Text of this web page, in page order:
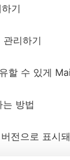
기
리하기
할 수 있게
방법
전으로 표시